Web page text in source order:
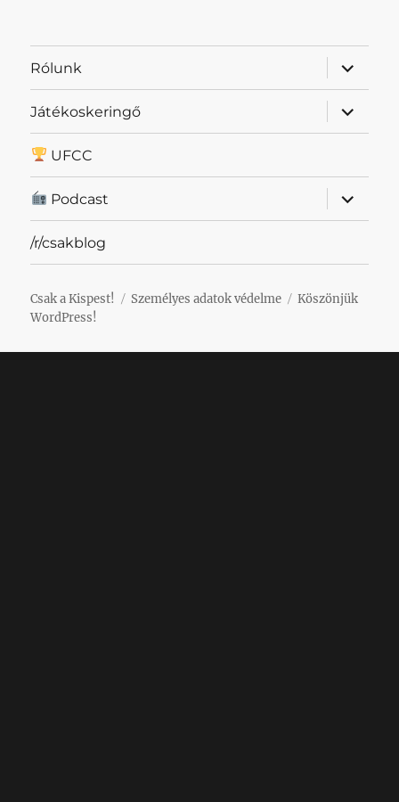
Rólunk
almenü
Játékoskeringő
almenü
UFCC
Podcast
almenü
/r/csakblog
Csak a Kispest! Személyes adatok védelme
Köszönjük
WordPress!